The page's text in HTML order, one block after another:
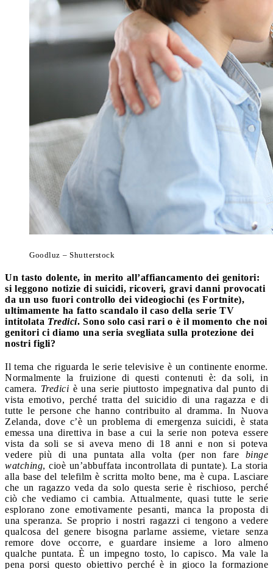
Goodluz – Shutterstock
Un tasto dolente, in merito all’affiancamento dei genitori:
si leggono notizie di suicidi, ricoveri, gravi danni provocati
da un uso fuori controllo dei videogiochi (es Fortnite),
ultimamente ha fatto scandalo il caso della serie TV
intitolata Tredici. Sono solo casi rari o è il momento che noi
genitori ci diamo una seria svegliata sulla protezione dei
nostri figli?
Il tema che riguarda le serie televisive è un continente enorme.
Normalmente la fruizione di questi contenuti è: da soli, in
camera. Tredici è una serie piuttosto impegnativa dal punto di
vista emotivo, perché tratta del suicidio di una ragazza e di
tutte le persone che hanno contribuito al dramma. In Nuova
Zelanda, dove c’è un problema di emergenza suicidi, è stata
emessa una direttiva in base a cui la serie non poteva essere
vista da soli se si aveva meno di 18 anni e non si poteva
vedere più di una puntata alla volta (per non fare binge
watching, cioè un’abbuffata incontrollata di puntate). La storia
alla base del telefilm è scritta molto bene, ma è cupa. Lasciare
che un ragazzo veda da solo questa serie è rischioso, perché
ciò che vediamo ci cambia. Attualmente, quasi tutte le serie
esplorano zone emotivamente pesanti, manca la proposta di
una speranza. Se proprio i nostri ragazzi ci tengono a vedere
qualcosa del genere bisogna parlarne assieme, vietare senza
remore dove occorre, e guardare insieme a loro almeno
qualche puntata. È un impegno tosto, lo capisco. Ma vale la
pena porsi questo obiettivo perché è in gioco la formazione